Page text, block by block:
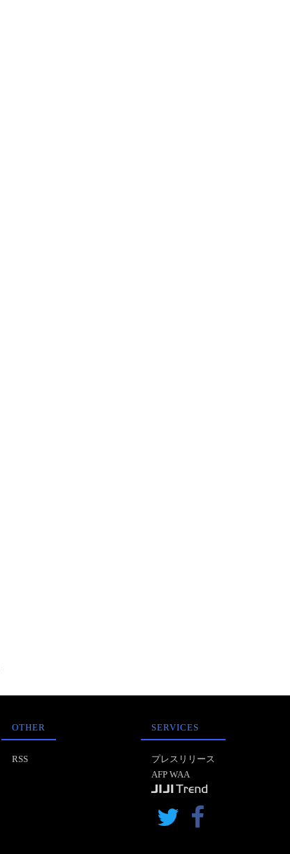
OTHER
RSS
SERVICES
プレスリリース
AFP WAA